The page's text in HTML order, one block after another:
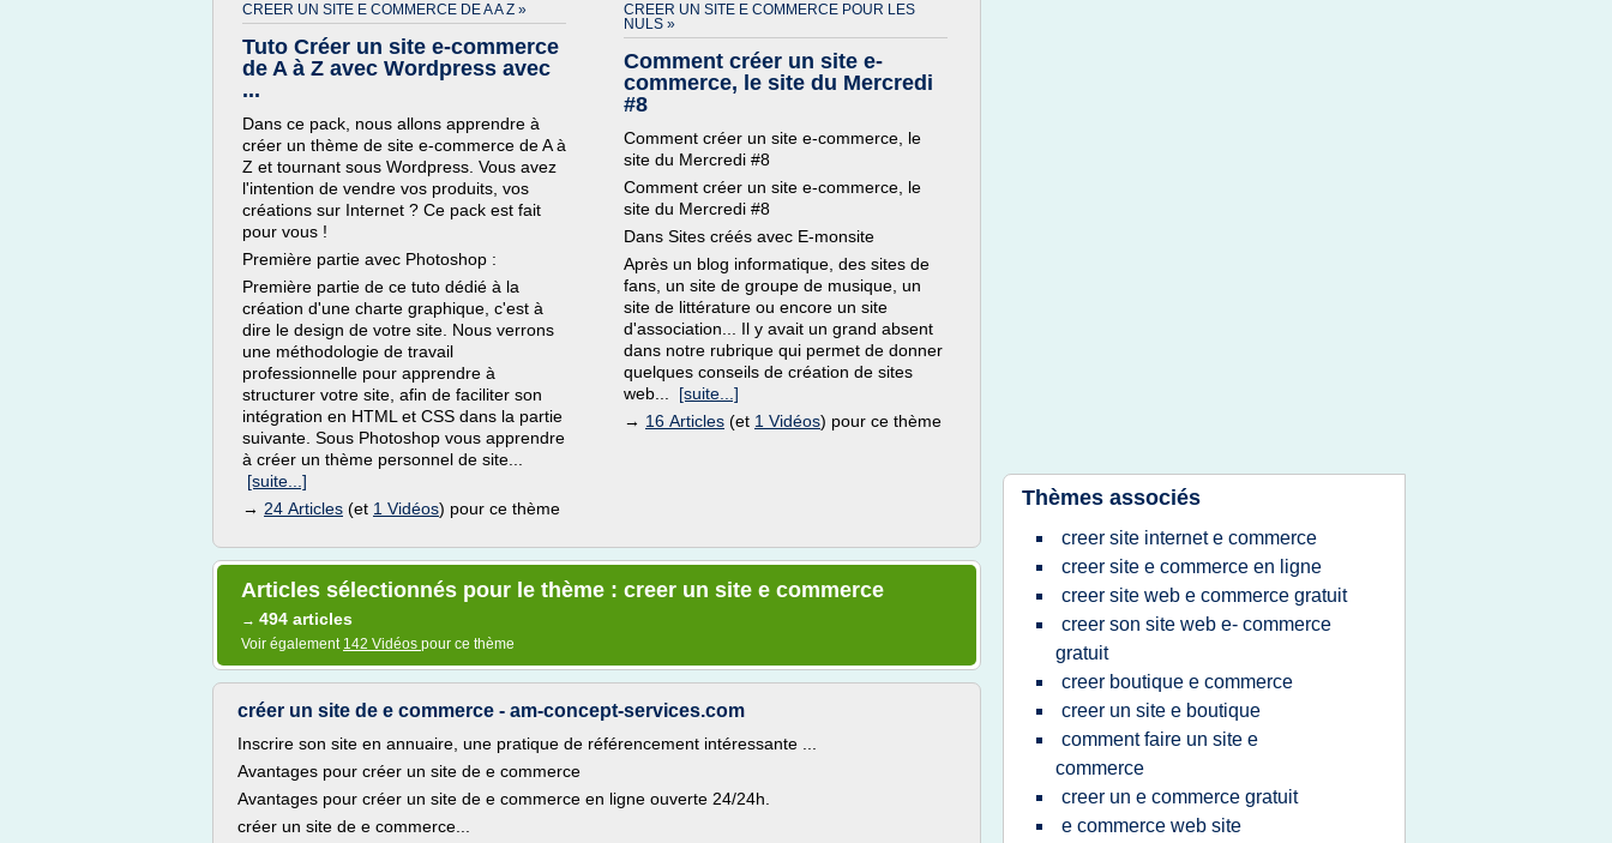
CREER UN SITE E COMMERCE DE A A Z »
Tuto Créer un site e-commerce
de A à Z avec Wordpress avec
...
Dans ce pack, nous allons apprendre à
créer un thème de site e-commerce de A à
Z et tournant sous Wordpress. Vous avez
l'intention de vendre vos produits, vos
créations sur Internet ? Ce pack est fait
pour vous !
Première partie avec Photoshop :
Première partie de ce tuto dédié à la
création d'une charte graphique, c'est à
dire le design de votre site. Nous verrons
une méthodologie de travail
professionnelle pour apprendre à
structurer votre site, afin de faciliter son
intégration en HTML et CSS dans la partie
suivante. Sous Photoshop vous apprendre
à créer un thème personnel de site...
[suite...]
→ 24 Articles (et 1 Vidéos) pour ce thème
CREER UN SITE E COMMERCE POUR LES
NULS »
Comment créer un site e-
commerce, le site du Mercredi
#8
Comment créer un site e-commerce, le
site du Mercredi #8
Comment créer un site e-commerce, le
site du Mercredi #8
Dans Sites créés avec E-monsite
Après un blog informatique, des sites de
fans, un site de groupe de musique, un
site de littérature ou encore un site
d'association... Il y avait un grand absent
dans notre rubrique qui permet de donner
quelques conseils de création de sites
web... [suite...]
→ 16 Articles (et 1 Vidéos) pour ce thème
Articles sélectionnés pour le thème : creer un site e commerce
→ 494 articles
Voir également 142 Vidéos pour ce thème
créer un site de e commerce - am-concept-services.com
Inscrire son site en annuaire, une pratique de référencement intéressante ...
Avantages pour créer un site de e commerce
Avantages pour créer un site de e commerce en ligne ouverte 24/24h.
créer un site de e commerce...
Thèmes associés
creer site internet e commerce
creer site e commerce en ligne
creer site web e commerce gratuit
creer son site web e- commerce
gratuit
creer boutique e commerce
creer un site e boutique
comment faire un site e
commerce
creer un e commerce gratuit
e commerce web site